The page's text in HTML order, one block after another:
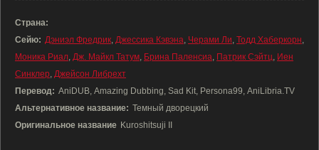
Страна:
Сейю: Дэниэл Фредрик, Джессика Кэвэна, Черами Ли, Тодд Хаберкорн,
Моника Риал, Дж. Майкл Татум, Брина Паленсиа, Патрик Сэйтц, Иен
Синклер, Джейсон Либрехт
Перевод: AniDUB, Amazing Dubbing, Sad Kit, Persona99, AniLibria.TV
Альтернативное название: Темный дворецкий
Оригинальное название Kuroshitsuji II